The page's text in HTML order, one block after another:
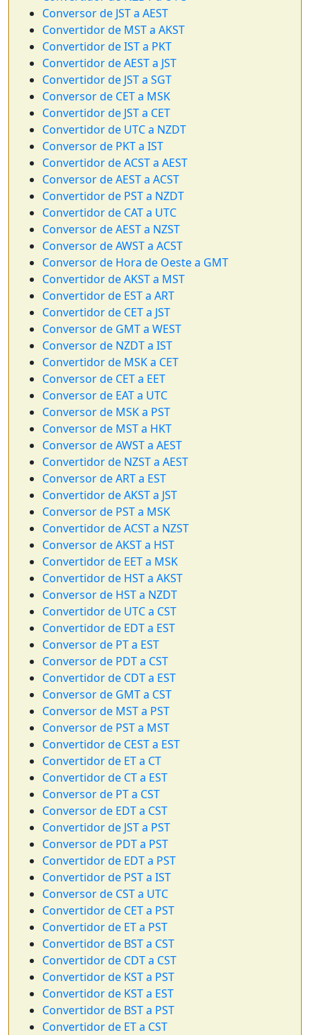
Conversor de JST a AEST
Convertidor de MST a AKST
Convertidor de IST a PKT
Convertidor de AEST a JST
Convertidor de JST a SGT
Conversor de CET a MSK
Convertidor de JST a CET
Convertidor de UTC a NZDT
Conversor de PKT a IST
Convertidor de ACST a AEST
Conversor de AEST a ACST
Convertidor de PST a NZDT
Convertidor de CAT a UTC
Conversor de AEST a NZST
Conversor de AWST a ACST
Conversor de Hora de Oeste a GMT
Convertidor de AKST a MST
Convertidor de EST a ART
Convertidor de CET a JST
Conversor de GMT a WEST
Conversor de NZDT a IST
Convertidor de MSK a CET
Conversor de CET a EET
Conversor de EAT a UTC
Conversor de MSK a PST
Conversor de MST a HKT
Conversor de AWST a AEST
Convertidor de NZST a AEST
Conversor de ART a EST
Convertidor de AKST a JST
Conversor de PST a MSK
Convertidor de ACST a NZST
Conversor de AKST a HST
Convertidor de EET a MSK
Convertidor de HST a AKST
Conversor de HST a NZDT
Convertidor de UTC a CST
Convertidor de EDT a EST
Conversor de PT a EST
Conversor de PDT a CST
Convertidor de CDT a EST
Conversor de GMT a CST
Conversor de MST a PST
Conversor de PST a MST
Convertidor de CEST a EST
Convertidor de ET a CT
Convertidor de CT a EST
Conversor de PT a CST
Conversor de EDT a CST
Convertidor de JST a PST
Conversor de PDT a PST
Convertidor de EDT a PST
Convertidor de PST a IST
Conversor de CST a UTC
Convertidor de CET a PST
Convertidor de ET a PST
Convertidor de BST a CST
Convertidor de CDT a CST
Convertidor de KST a PST
Convertidor de KST a EST
Convertidor de BST a PST
Convertidor de ET a CST